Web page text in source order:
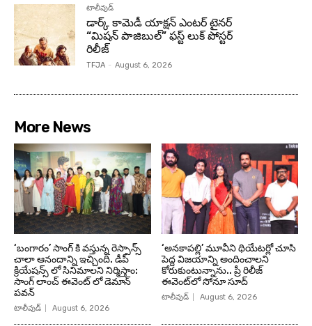
టాలీవుడ్
డార్క్ కామెడీ యాక్షన్ ఎంటర్ టైనర్
“మిషన్ పాజిబుల్” ఫస్ట్ లుక్ పోస్టర్
రిలీజ్
TFJA - August 6, 2026
More News
‘బంగారం’ సాంగ్ కి వస్తున్న రెస్పాన్స్
చాలా ఆనందాన్ని ఇచ్చింది. డీపీ
క్రియేషన్స్ లో సినిమాలని నిర్మిస్తాం:
సాంగ్ లాంచ్ ఈవెంట్ లో డెమాన్
పవన్
టాలీవుడ్ August 6, 2026
‘అనకాపల్లి’ మూవీని థియేటర్లో చూసి
పెద్ద విజయాన్ని అందించాలని
కోరుకుంటున్నాను.. ప్రీ రిలీజ్
ఈవెంట్‌లో సోనూ సూద్
టాలీవుడ్ August 6, 2026